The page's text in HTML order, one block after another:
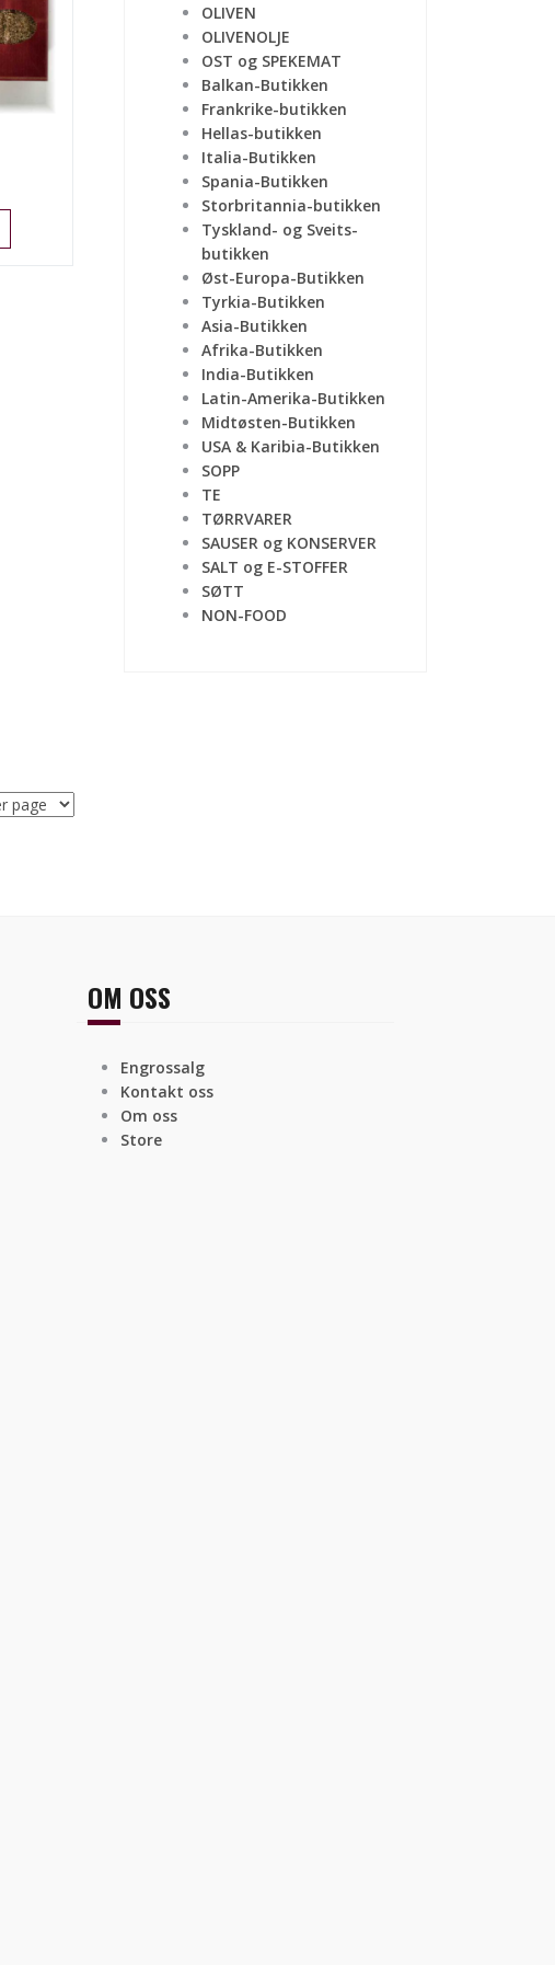
OLIVEN
OLIVENOLJE
OST og SPEKEMAT
Balkan-Butikken
Frankrike-butikken
Hellas-butikken
Italia-Butikken
Spania-Butikken
Storbritannia-butikken
Tyskland- og Sveits-
butikken
Øst-Europa-Butikken
Tyrkia-Butikken
Asia-Butikken
Afrika-Butikken
India-Butikken
Latin-Amerika-Butikken
Midtøsten-Butikken
USA & Karibia-Butikken
SOPP
TE
TØRRVARER
SAUSER og KONSERVER
SALT og E-STOFFER
SØTT
NON-FOOD
OM OSS
Engrossalg
Kontakt oss
Om oss
Store